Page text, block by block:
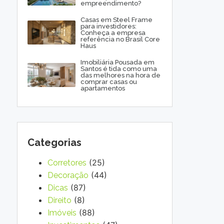
empreendimento?
Casas em Steel Frame
para investidores:
Conheça a empresa
referência no Brasil Core
Haus
Imobiliária Pousada em
Santos é tida como uma
das melhores na hora de
comprar casas ou
apartamentos
Categorias
Corretores (25)
Decoração (44)
Dicas (87)
Direito (8)
Imóveis (88)